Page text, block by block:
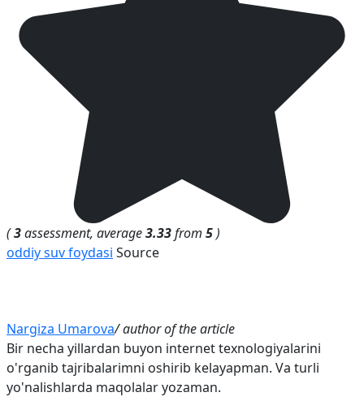
(3assessment, average3.33from 5)
oddiy suv foydasi Source
Nargiza Umarova/ author of the article
Bir necha yillardan buyon internet texnologiyalarini
o'rganib tajribalarimni oshirib kelayapman. Va turli
yo'nalishlarda maqolalar yozaman.